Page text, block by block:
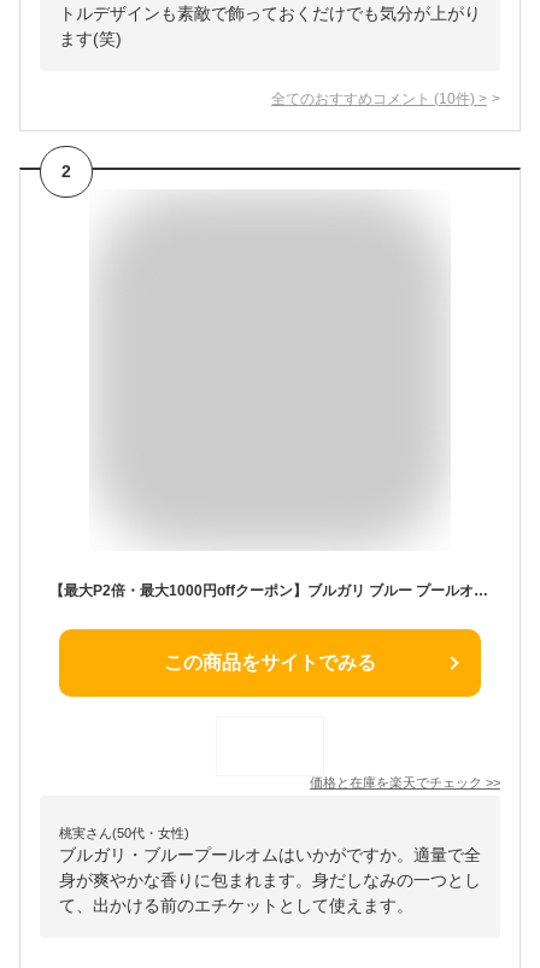
トルデザインも素敵で飾っておくだけでも気分が上がり
ます(笑)
全てのおすすめコメント (10件) >
2
【最大P2倍・最大1000円offクーポン】ブルガリ ブルー プールオム 100ml EDT SP【送料無料】BVLGARI【当日発送_14時まで】【香水 メンズ】【EARTH】【人気 ブランド ギフト 誕生日 プレゼント】
この商品をサイトでみる
価格と在庫を楽天でチェック >>
桃実さん(50代・女性)
ブルガリ・ブループールオムはいかがですか。適量で全
身が爽やかな香りに包まれます。身だしなみの一つとし
て、出かける前のエチケットとして使えます。